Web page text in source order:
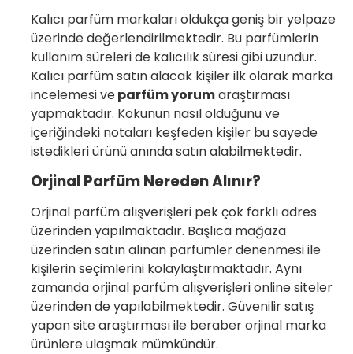
Kalıcı parfüm markaları oldukça geniş bir yelpaze
üzerinde değerlendirilmektedir. Bu parfümlerin
kullanım süreleri de kalıcılık süresi gibi uzundur.
Kalıcı parfüm satın alacak kişiler ilk olarak marka
incelemesi veparfüm yorumaraştırması
yapmaktadır. Kokunun nasıl olduğunu ve
içeriğindeki notaları keşfeden kişiler bu sayede
istedikleri ürünü anında satın alabilmektedir.
Orjinal Parfüm Nereden Alınır?
Orjinal parfüm alışverişleri pek çok farklı adres
üzerinden yapılmaktadır. Başlıca mağaza
üzerinden satın alınan parfümler denenmesi ile
kişilerin seçimlerini kolaylaştırmaktadır. Aynı
zamanda orjinal parfüm alışverişleri online siteler
üzerinden de yapılabilmektedir. Güvenilir satış
yapan site araştırması ile beraber orjinal marka
ürünlere ulaşmak mümkündür.